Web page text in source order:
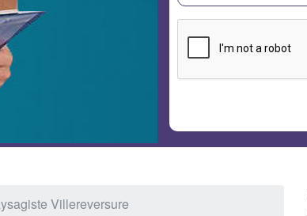
Villereversure